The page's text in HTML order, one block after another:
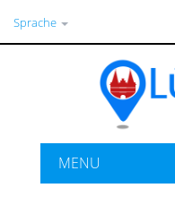
Sprache
MENU